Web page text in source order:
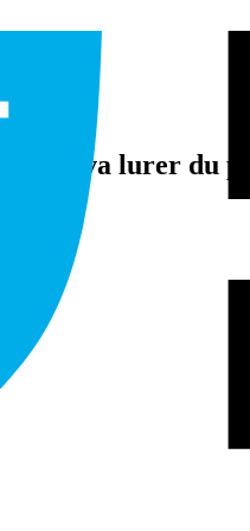
Hva lurer du